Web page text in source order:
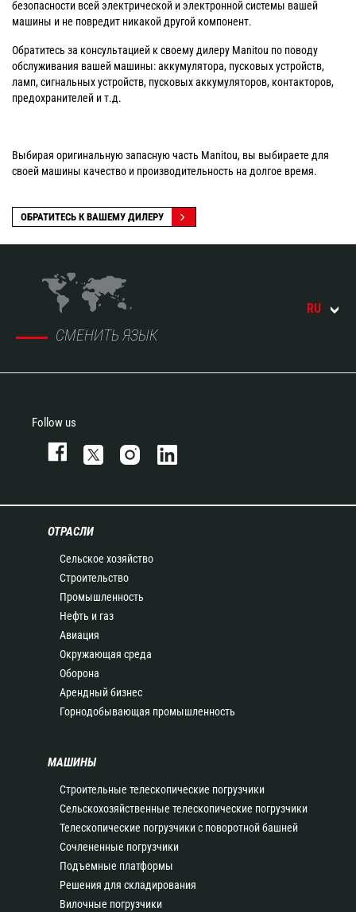
безопасности всей электрической и электронной системы вашей
машины и не повредит никакой другой компонент.
Обратитесь за консультацией к своему дилеру Manitou по поводу
обслуживания вашей машины: аккумулятора, пусковых устройств,
ламп, сигнальных устройств, пусковых аккумуляторов, контакторов,
предохранителей и т.д.
Выбирая оригинальную запасную часть Manitou, вы выбираете для
своей машины качество и производительность на долгое время.
ОБРАТИТЕСЬ К ВАШЕМУ ДИЛЕРУ
СМЕНИТЬ ЯЗЫК
RU
Follow us
ОТРАСЛИ
Сельское хозяйство
Строительство
Промышленность
Нефть и газ
Авиация
Окружающая среда
Оборона
Арендный бизнес
Горнодобывающая промышленность
МАШИНЫ
Строительные телескопические погрузчики
Сельскохозяйственные телескопические погрузчики
Телескопические погрузчики с поворотной башней
Сочлененные погрузчики
Подъемные платформы
Решения для складирования
Вилочные погрузчики